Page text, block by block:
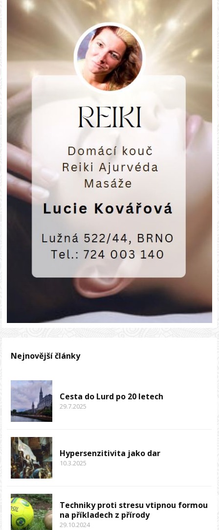
Nejnovější články
Cesta do Lurd po 20 letech
29.7.2025
Hypersenzitivita jako dar
10.3.2025
Techniky proti stresu vtipnou formou
na příkladech z přírody
29.10.2024